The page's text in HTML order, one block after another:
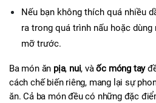
Nếu bạn không thích quá nhiều
ra trong quá trình nấu hoặc
mỡ trước.
Ba món ăn pịa, nui, và ốc móng tay
cách chế biến riêng, mang lại sự
ăn. Cả ba món đều có những đặc